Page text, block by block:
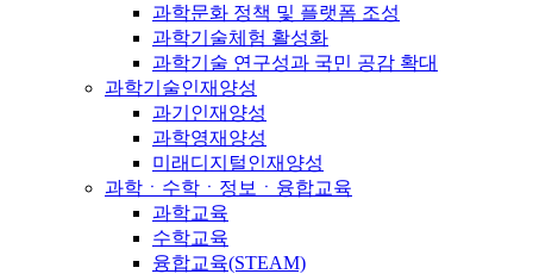
과학문화 정책 및 플랫폼 조성
과학기술체험 활성화
과학기술 연구성과 국민 공감 확대
과학기술인재양성
과기인재양성
과학영재양성
미래디지털인재양성
과학ㆍ수학ㆍ정보ㆍ융합교육
과학교육
수학교육
융합교육(STEAM)